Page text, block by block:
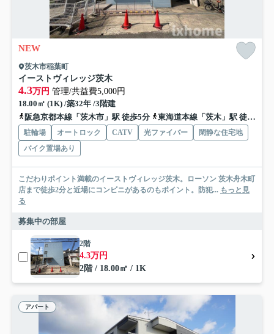
NEW
茨木市稲葉町
イーストヴィレッジ茨木
4.3万円 管理/共益費5,000円
18.00㎡ (1K) /築32年 /3階建
阪急京都本線「茨木市」駅 徒歩5分
東海道本線「茨木」駅 徒歩20分
駐輪場 オートロック CATV 光ファイバー
閑静な住宅地
バイク置場あり
こだわりポイント満載のイーストヴィレッジ茨木。ローソン 茨木舟木町
店まで徒歩2分と近場にコンビニがあるのもポイント。防犯... もっと見
る
募集中の部屋
2階
4.3万円
2階 / 18.00㎡ / 1K
アパート